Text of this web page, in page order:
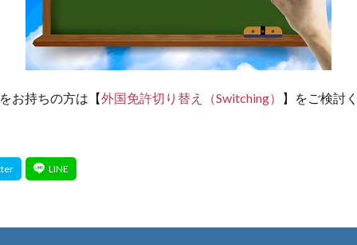
お持ちの方は【外国免許切り替え（Switching） 】をご検討